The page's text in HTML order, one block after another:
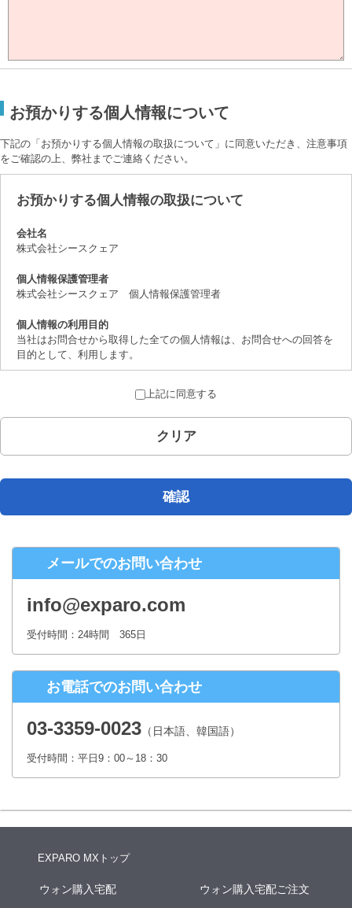
お預かりする個人情報について
下記の「お預かりする個人情報の取扱について」に同意いただき、注意事項
をご確認の上、弊社までご連絡ください。
お預かりする個人情報の取扱について
会社名
株式会社シースクェア
個人情報保護管理者
株式会社シースクェア 個人情報保護管理者
個人情報の利用目的
当社はお問合せから取得した全ての個人情報は、お問合せへの回答を
目的として、利用します。
取得した個人情報は、法律上許されている場合を除き、ご本人の了解
を得ることなく第三者に提供することはありません。
個人情報の取扱いの委託について
開示対象個人情報の開示等および問合せ窓口について
ご本人からの求めにより、当社が保有する開示対象個人情報の、利用
す。
株式会社シースクェア 個人情報お問合せ窓口
〒160-0023 東京都新宿区西新宿６丁目１２−１ パークウェストビ
ル１３階
Eメール：info@c-square.co.jp
（受付時間は、平日9時～17時30分 但し、年末年始、夏季休暇は除き
ます。）
個人情報を入力するにあたっての注意事項
回答ができない場合がございます。
本人が容易に認識できない方法による個人情報の取得
クッキーやWebビーコン等を用いるなどして、本人が容易に認識でき
上記に同意する
クリア
確認
メールでのお問い合わせ
info@exparo.com
受付時間：24時間 365日
お電話でのお問い合わせ
03-3359-0023 （日本語、韓国語）
受付時間：平日9：00～18：30
EXPARO MXトップ
ウォン購入宅配 ウォン購入宅配ご注文